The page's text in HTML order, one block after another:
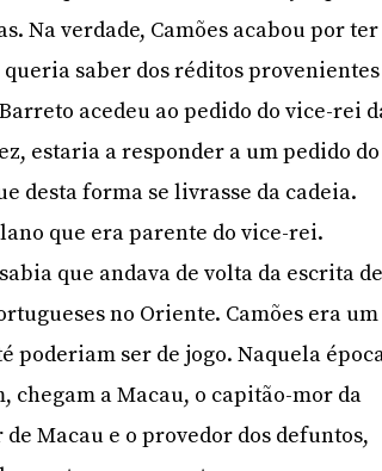
Na verdade, Camões acabou por ter
saber dos réditos provenientes
acedeu ao pedido do vice-rei
estaria a responder a um pedido do
desta forma se livrasse da cadeia.
que era parente do vice-rei.
que andava de volta da escrita
no Oriente. Camões era um
poderiam ser de jogo. Naquela
chegam a Macau, o capitão-mor da
Macau e o provedor dos defuntos,